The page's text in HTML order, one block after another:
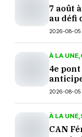
7 août
au défi
2026-08-05
À LA UNE
4e
2026-08-05
À LA UNE
CAN